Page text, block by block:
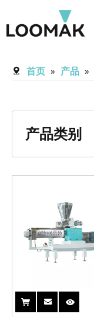
首页 » 产品 »
产品类别